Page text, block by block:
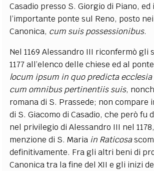
Casadio presso S. Giorgio di Piano,
l’importante ponte sul Reno, posto
Canonica, cum suis possessionibus.
Nel 1169 Alessandro III riconfermò gli
1177 all’elenco delle chiese ed al
locum ipsum in quo predicta
cum omnibus pertinentiis suis,
romana di S. Prassede; non compare
di S. Giacomo di Casadio, che però fu
nel privilegio di Alessandro III nel
menzione di S. Maria in Raticosa
definitivamente. Fra gli altri beni di
Canonica tra la fine del XII e gli inizi